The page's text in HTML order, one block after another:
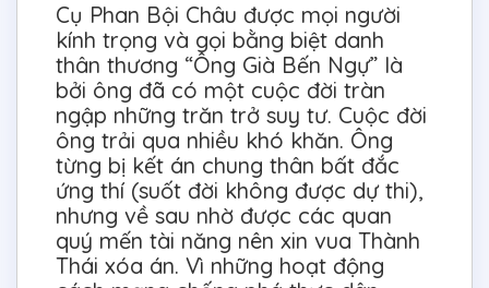
Cụ Phan Bội Châu được mọi người
kính trọng và gọi bằng biệt danh
thân thương “Ông Già Bến Ngự” là
bởi ông đã có một cuộc đời tràn
ngập những trăn trở suy tư. Cuộc đời
ông trải qua nhiều khó khăn. Ông
từng bị kết án chung thân bất đắc
ứng thí (suốt đời không được dự thi),
nhưng về sau nhờ được các quan
quý mến tài năng nên xin vua Thành
Thái xóa án. Vì những hoạt động